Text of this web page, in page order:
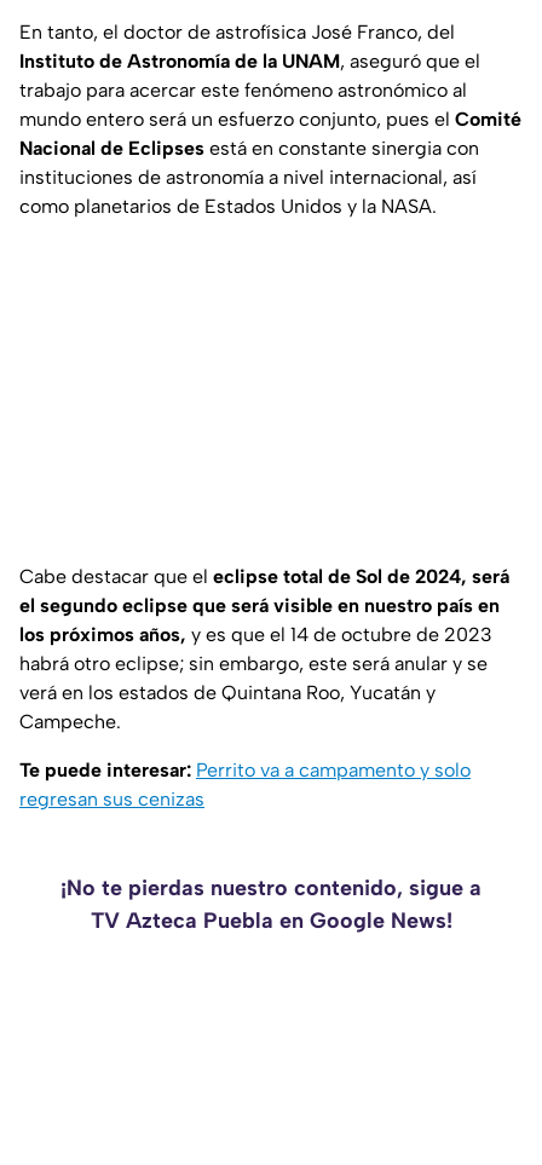
En tanto, el doctor de astrofísica José Franco, del
Instituto de Astronomía de la UNAM, aseguró que el
trabajo para acercar este fenómeno astronómico al
mundo entero será un esfuerzo conjunto, pues el Comité
Nacional de Eclipses está en constante sinergia con
instituciones de astronomía a nivel internacional, así
como planetarios de Estados Unidos y la NASA.
Cabe destacar que el eclipse total de Sol de 2024, será
el segundo eclipse que será visible en nuestro país en
los próximos años, y es que el 14 de octubre de 2023
habrá otro eclipse; sin embargo, este será anular y se
verá en los estados de Quintana Roo, Yucatán y
Campeche.
Te puede interesar: Perrito va a campamento y solo
regresan sus cenizas
¡No te pierdas nuestro contenido, sigue a
TV Azteca Puebla en Google News!